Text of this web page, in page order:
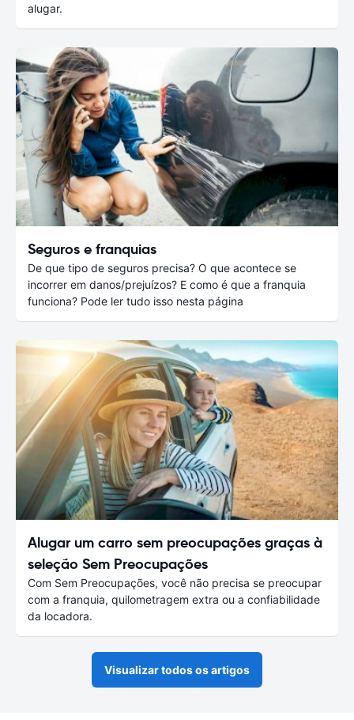
alugar.
Seguros e franquias
De que tipo de seguros precisa? O que acontece se
incorrer em danos/prejuízos? E como é que a franquia
funciona? Pode ler tudo isso nesta página
Alugar um carro sem preocupações graças à
seleção Sem Preocupações
Com Sem Preocupações, você não precisa se preocupar
com a franquia, quilometragem extra ou a confiabilidade
da locadora.
Visualizar todos os artigos